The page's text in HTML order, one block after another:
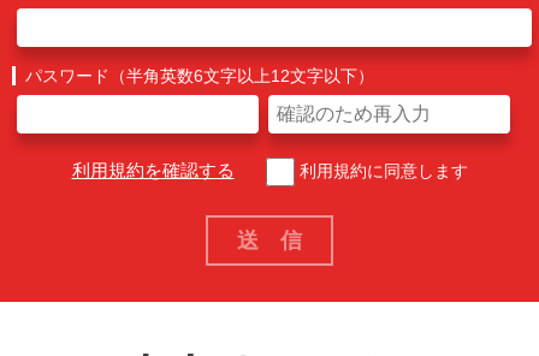
パスワード（半角英数6文字以上12文字以下）
利用規約を確認する 利用規約に同意します